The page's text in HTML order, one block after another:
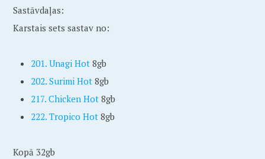
Sastāvdaļas:
Karstais sets sastav no:
201. Unagi Hot 8gb
202. Surimi Hot 8gb
217. Chicken Hot 8gb
222. Tropico Hot 8gb
Kopā 32gb